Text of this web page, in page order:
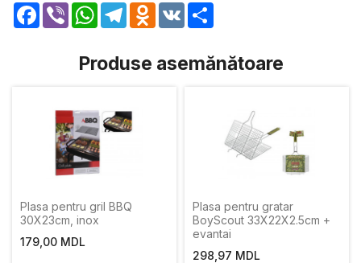
Facebook
Viber WhatsApp
TelegramOdnoklassniki
VK
Produse asemănătoare
Plasa pentru gril BBQ
30X23cm, inox
179,00 MDL
Plasa pentru gratar
BoyScout 33X22X2.5cm +
evantai
298,97 MDL